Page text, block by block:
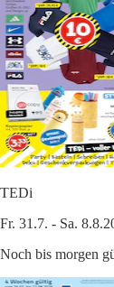
TEDi
Fr. 31.7. - Sa.
Noch bis morgen